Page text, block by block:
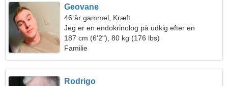
Geovane
46 år gammel, Kræft
Jeg er en endokrinolog på udkig efter en
energisk kvinde
187 cm (6'2"), 80 kg (176 lbs)
Familie
Rodrigo